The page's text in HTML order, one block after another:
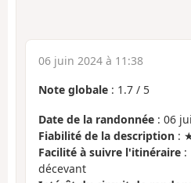
06 juin 2024 à 11:38
Note globale : 1.7 / 5
Date de la randonnée : 06
Fiabilité de la description :
Facilité à suivre l'itinéraire
décevant